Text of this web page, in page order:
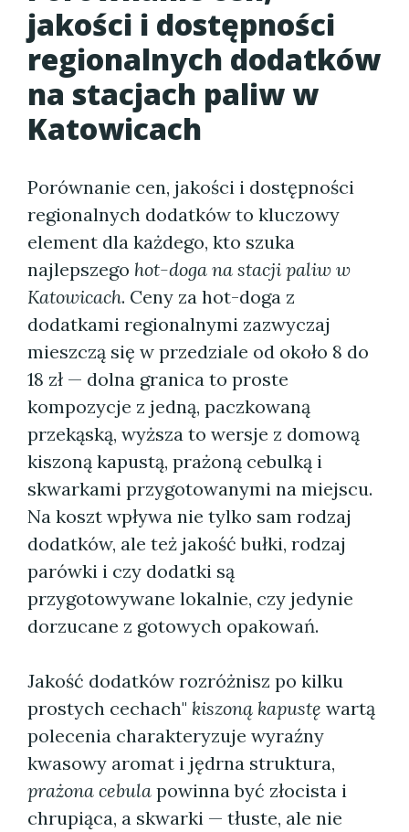
jakości i dostępności
regionalnych dodatków
na stacjach paliw w
Katowicach
Porównanie cen, jakości i dostępności
regionalnych dodatków to kluczowy
element dla każdego, kto szuka
najlepszego hot-doga na stacji paliw w
Katowicach. Ceny za hot-doga z
dodatkami regionalnymi zazwyczaj
mieszczą się w przedziale od około 8 do
18 zł — dolna granica to proste
kompozycje z jedną, paczkowaną
przekąską, wyższa to wersje z domową
kiszoną kapustą, prażoną cebulką i
skwarkami przygotowanymi na miejscu.
Na koszt wpływa nie tylko sam rodzaj
dodatków, ale też jakość bułki, rodzaj
parówki i czy dodatki są
przygotowywane lokalnie, czy jedynie
dorzucane z gotowych opakowań.
Jakość dodatków rozróżnisz po kilku
prostych cechach" kiszoną kapustę wartą
polecenia charakteryzuje wyraźny
kwasowy aromat i jędrna struktura,
prażona cebula powinna być złocista i
chrupiąca, a skwarki — tłuste, ale nie